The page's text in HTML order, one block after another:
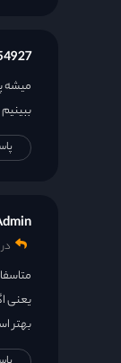
میشه
یعنی
بهتر